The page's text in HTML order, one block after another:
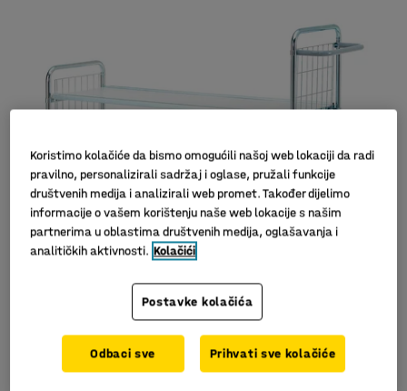
Slični proizvodi
200 kg nosivost
Koristimo kolačiće da bismo omogućili našoj web lokaciji da radi
pravilno, personalizirali sadržaj i oglase, pružali funkcije
društvenih medija i analizirali web promet. Također dijelimo
informacije o vašem korištenju naše web lokacije s našim
partnerima u oblastima društvenih medija, oglašavanja i
analitičkih aktivnosti. Kolačići
Postavke kolačića
Odbaci sve Prihvati sve kolačiće